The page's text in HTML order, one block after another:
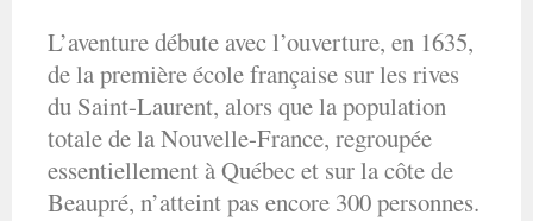
L’aventure débute avec l’ouverture, en 1635,
de la première école française sur les rives
du Saint-Laurent, alors que la population
totale de la Nouvelle-France, regroupée
essentiellement à Québec et sur la côte de
Beaupré, n’atteint pas encore 300 personnes.